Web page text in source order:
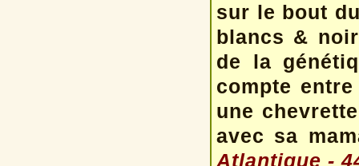
sur le bout
blancs &
de la
compte
une
avec sa
Atlantique -